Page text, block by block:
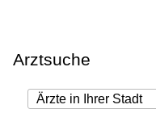
Arztsuche